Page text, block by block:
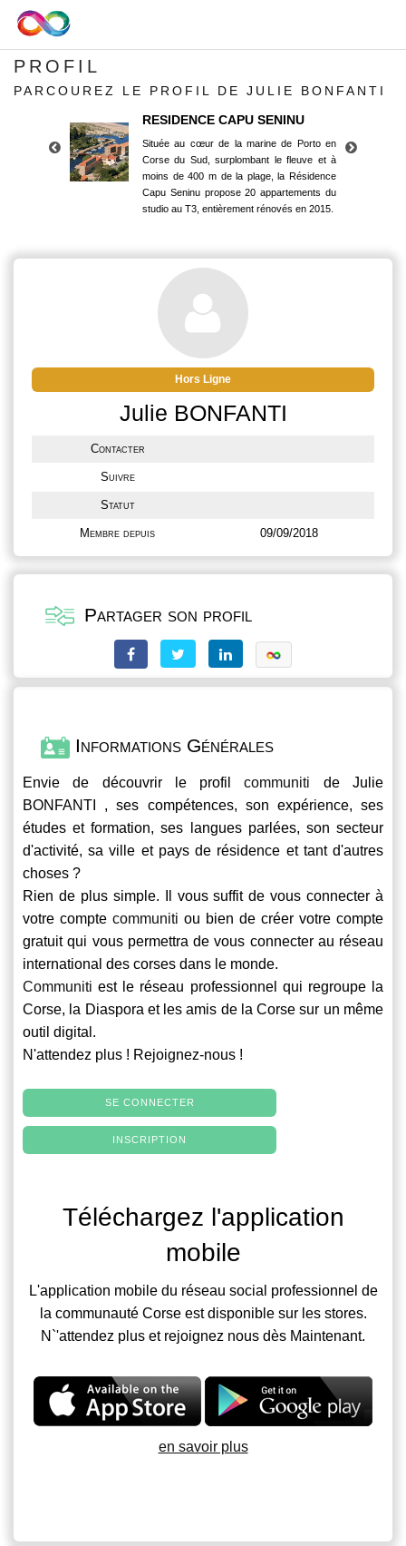
PROFIL
PARCOUREZ LE PROFIL DE JULIE BONFANTI
RESIDENCE CAPU SENINU
Située au cœur de la marine de Porto en
Corse du Sud, surplombant le fleuve et à
moins de 400 m de la plage, la Résidence
Capu Seninu propose 20 appartements du
studio au T3, entièrement rénovés en 2015.
Corse du Sud, surplombant le fleuve et à
moins de 400 m de la plage, la Résidence
Capu Seninu propose 20 appartements du
studio au T3, entièrement rénovés en 2015.
Hors Ligne
Julie BONFANTI
Contacter
Suivre
Statut
Membre depuis 09/09/2018
Partager son profil
Informations Générales
Envie de découvrir le profilcommuniti de Julie
BONFANTI , ses compétences, son expérience, ses
études et formation, ses langues parlées, son secteur
d'activité, sa ville et pays de résidence et tant d'autres
choses ?
Rien de plus simple. Il vous suffit de vous connecter à
votre compte communiti ou bien de créer votre compte
gratuit qui vous permettra de vous connecter au réseau
international des corses dans le monde.
Communiti est le réseau professionnel qui regroupe la
Corse, la Diaspora et les amis de la Corse sur un même
outil digital.
N'attendez plus ! Rejoignez-nous !
SE CONNECTER
INSCRIPTION
Téléchargez l'application
mobile
L'application mobile du réseau social professionnel de
la communauté Corse est disponible sur les stores.
N`'attendez plus et rejoignez nous dès Maintenant.
en savoir plus